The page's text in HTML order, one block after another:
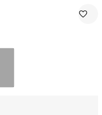
TÉRMINOS MÁS BUSCADOS
4.